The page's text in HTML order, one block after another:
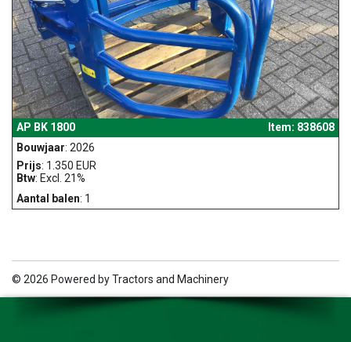
AP BK 1800
Item: 838608
Bouwjaar: 2026
Prijs: 1.350 EUR
Btw: Excl. 21%
Aantal balen: 1
© 2026 Powered byTractors and Machinery